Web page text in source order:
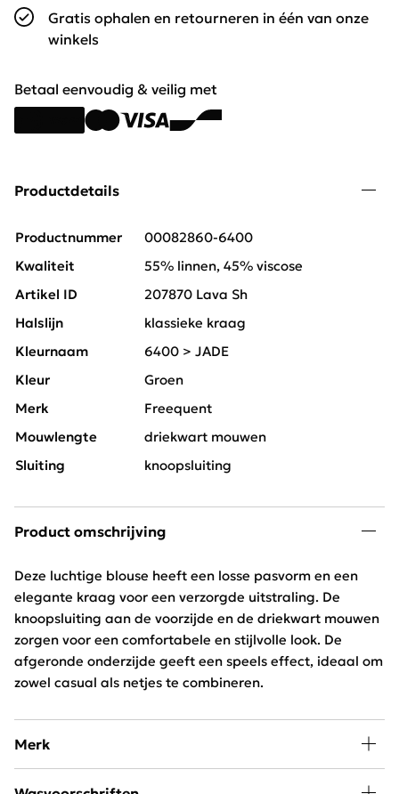
Gratis ophalen en retourneren in één van onze
winkels
Betaal eenvoudig & veilig met
Productdetails
Productnummer
00082860-6400
Kwaliteit
55% linnen, 45% viscose
Artikel ID
207870 Lava Sh
Halslijn
klassieke kraag
Kleurnaam
6400 > JADE
Kleur
Groen
Merk
Freequent
Mouwlengte
driekwart mouwen
Sluiting
knoopsluiting
Product omschrijving
Deze luchtige blouse heeft een losse pasvorm en een
elegante kraag voor een verzorgde uitstraling. De
knoopsluiting aan de voorzijde en de driekwart mouwen
zorgen voor een comfortabele en stijlvolle look. De
afgeronde onderzijde geeft een speels effect, ideaal om
zowel casual als netjes te combineren.
Merk
Mode, passie en creativiteit staan centraal bij